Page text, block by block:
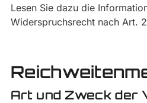
Lesen Sie dazu die
Widerspruchsrecht nach Art.
Art und Zweck der